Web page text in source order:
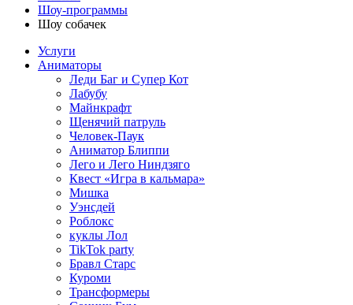
Шоу-программы
Шоу собачек
Услуги
Аниматоры
Леди Баг и Супер Кот
Лабубу
Майнкрафт
Щенячий патруль
Человек-Паук
Аниматор Блиппи
Лего и Лего Ниндзяго
Квест «Игра в кальмара»
Мишка
Уэнсдей
Роблокс
куклы Лол
TikTok party
Бравл Старс
Куроми
Трансформеры